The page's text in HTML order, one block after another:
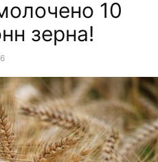
10
зерна!